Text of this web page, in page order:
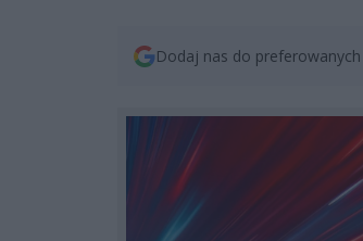
Dodaj nas do